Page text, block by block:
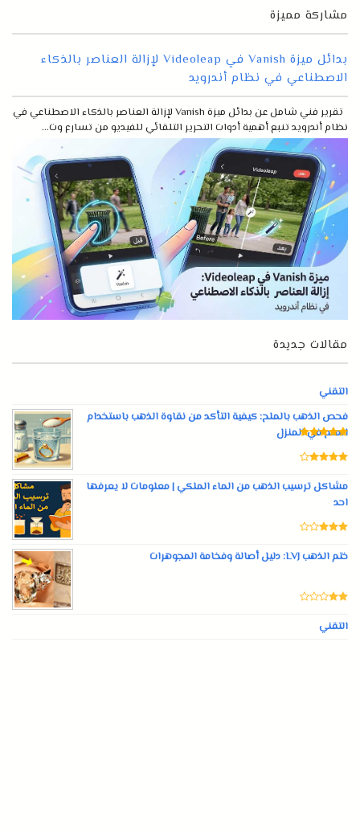
مشاركة مميزة
بدائل ميزة Vanish في Videoleap لإزالة العناصر بالذكاء
الاصطناعي في نظام أندرويد
تقرير فني شامل عن بدائل ميزة Vanish لإزالة العناصر بالذكاء الاصطناعي في
نظام أندرويد تنبع أهمية أدوات التحرير التلقائي للفيديو من تسارع وت...
مقالات جديدة
التقني
فحص الذهب بالملح: كيفية التأكد من نقاوة الذهب باستخدام
الملح في المنزل
مشاكل ترسيب الذهب من الماء الملكي | معلومات لا يعرفها
احد
ختم الذهب LVJ: دليل أصالة وفخامة المجوهرات
التقني